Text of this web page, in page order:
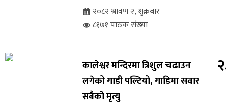
२०८२ श्रावण २, शुक्रबार
८१७१ पाठक संख्या
कालेश्वर मन्दिरमा त्रिशुल चढाउन
लगेको गाडी पल्टियो, गाडिमा सवार
सबैको मृत्यु